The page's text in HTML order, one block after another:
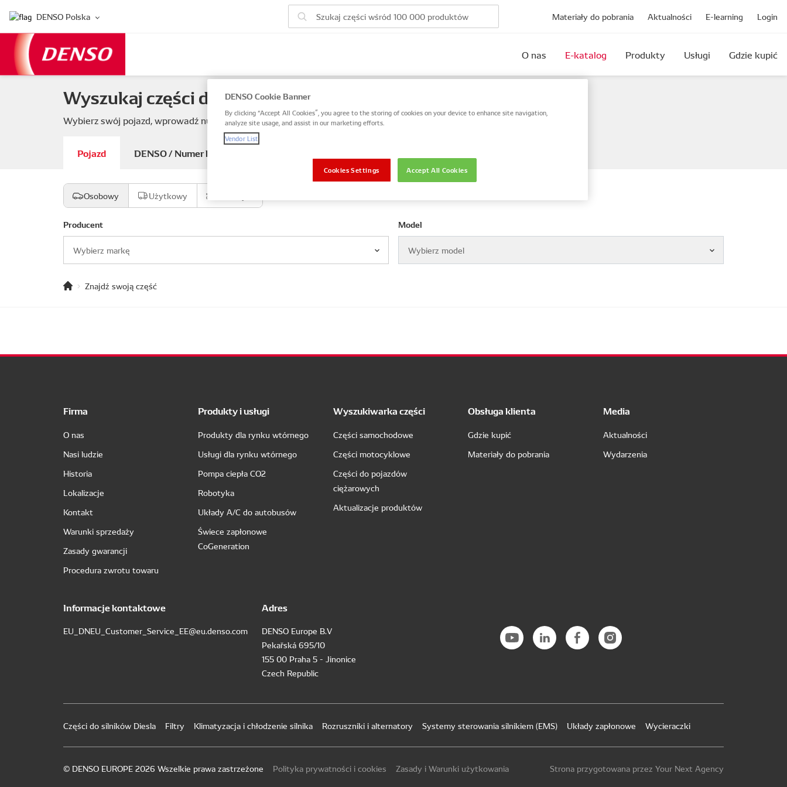
DENSO Polska Materiały do pobrania Aktualności E-learning Login
O nas E-katalog Produkty Usługi Gdzie kupić
Wyszukaj części do swojego pojazdu
Wybierz swój pojazd, wprowadź numer części DENSO / numer OE lub wyszukaj po numerze VIN / numerze ramy.
Pojazd DENSO / Numer katalogowy OE
Osobowy Użytkowy
Producent
Wybierz markę
Model
Wybierz model
Znajdź swoją część
Firma
O nas
Nasi ludzie
Historia
Lokalizacje
Kontakt
Warunki sprzedaży
Zasady gwarancji
Procedura zwrotu towaru
Produkty i usługi
Produkty dla rynku wtórnego
Usługi dla rynku wtórnego
Pompa ciepła CO2
Robotyka
Układy A/C do autobusów
Świece zapłonowe
CoGeneration
Wyszukiwarka części
Części samochodowe
Części motocyklowe
Części do pojazdów
ciężarowych
Aktualizacje produktów
Obsługa klienta
Gdzie kupić
Materiały do pobrania
Media
Aktualności
Wydarzenia
Informacje kontaktowe
EU_DNEU_Customer_Service_EE@eu.denso.com
Adres
DENSO Europe B.V
Pekařská 695/10
155 00 Praha 5 - Jinonice
Czech Republic
Części do silników Diesla Filtry Klimatyzacja i chłodzenie silnika Rozruszniki i alternatory Systemy sterowania silnikiem (EMS) Układy zapłonowe Wycieraczki
© DENSO EUROPE 2026 Wszelkie prawa zastrzeżone Polityka prywatności i cookies Zasady i Warunki użytkowania Strona przygotowana przez Your Next Agency
DENSO Cookie Banner
By clicking “Accept All Cookies”, you agree to the storing of cookies on your device to enhance site navigation,
analyze site usage, and assist in our marketing efforts.
Vendor List
Accept All Cookies
Cookies Settings